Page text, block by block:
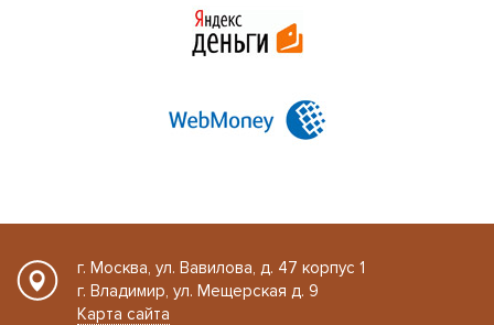
г. Москва, ул. Вавилова, д. 47 корпус 1
г. Владимир, ул. Мещерская д. 9
Карта сайта